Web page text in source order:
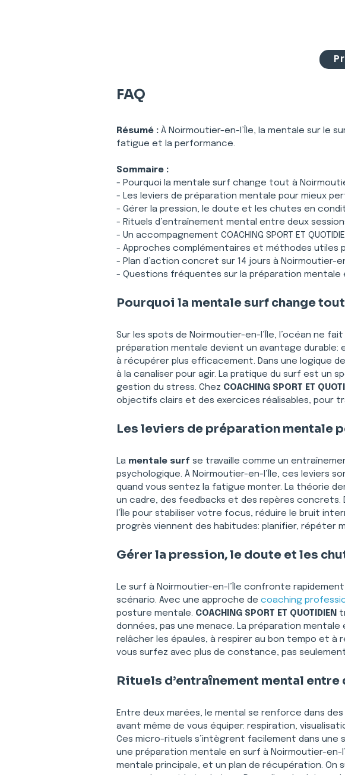
FAQ
Résumé : À Noirmoutier-en-l’Île, la mentale sur le
fatigue et la performance.
Sommaire :
- Pourquoi la mentale surf change tout à
- Les leviers de préparation mentale pour mieux
- Gérer la pression, le doute et les chutes en
- Rituels d’entraînement mental entre deux
- Un accompagnement COACHING SPORT ET
- Approches complémentaires et méthodes utiles
- Plan d’action concret sur 14 jours à Noirmoutier-
- Questions fréquentes sur la préparation mentale
Pourquoi la mentale surf change
Sur les spots de Noirmoutier-en-l’Île, l’océan ne
préparation mentale devient un avantage durable:
à récupérer plus efficacement. Dans une logique de
à la canaliser pour agir. La pratique du surf est un
gestion du stress. Chez COACHING SPORT ET
objectifs clairs et des exercices réalisables, pour
Les leviers de préparation mentale
La mentale surf se travaille comme un
psychologique. À Noirmoutier-en-l’Île, ces leviers
quand vous sentez la fatigue monter. La théorie
un cadre, des feedbacks et des repères concrets.
l’Île pour stabiliser votre focus, réduire le bruit
progrès viennent des habitudes: planifier, répéter
Gérer la pression, le doute et les
Le surf à Noirmoutier-en-l’Île confronte rapidement
scénario. Avec une approche de coaching
posture mentale. COACHING SPORT ET QUOTIDIEN
données, pas une menace. La préparation
relâcher les épaules, à respirer au bon tempo et à
vous surfez avec plus de constance, pas seulement
Rituels d’entraînement mental
Entre deux marées, le mental se renforce dans
avant même de vous équiper: respiration,
Ces micro-rituels s’intègrent facilement dans une
une préparation mentale en surf à Noirmoutier-
mentale principale, et un plan de récupération. On